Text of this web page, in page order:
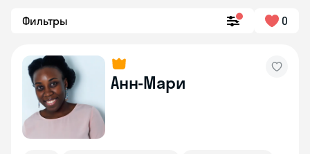
Фильтры 0
Анн-Мари